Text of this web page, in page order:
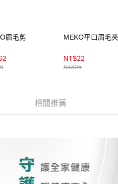
)免運費
眉毛剪 MEKO平口眉毛夾
NT$22
NT$25
相關推薦